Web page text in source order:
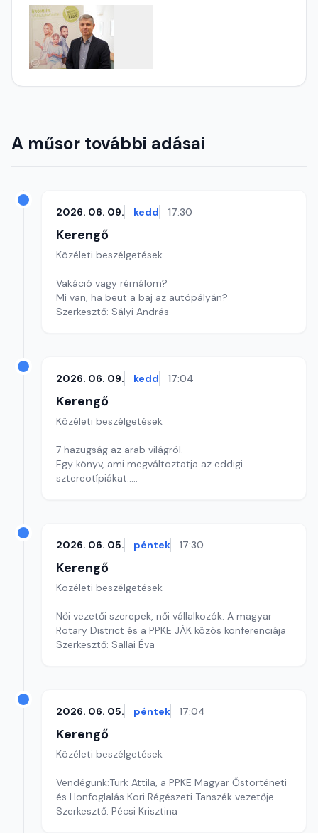
A műsor további adásai
2026. 06. 09. kedd 17:30
Kerengő
Közéleti beszélgetések
Vakáció vagy rémálom?
Mi van, ha beüt a baj az autópályán?
Szerkesztő: Sályi András
2026. 06. 09. kedd 17:04
Kerengő
Közéleti beszélgetések
7 hazugság az arab világról.
Egy könyv, ami megváltoztatja az eddigi
sztereotípiákat..
2026. 06. 05. péntek 17:30
Kerengő
Közéleti beszélgetések
Női vezetői szerepek, női vállalkozók. A magyar
Rotary District és a PPKE JÁK közös konferenciája
Szerkesztő: Sallai Éva
2026. 06. 05. péntek 17:04
Kerengő
Közéleti beszélgetések
Vendégünk:Türk Attila, a PPKE Magyar Őstörténeti
és Honfoglalás Kori Régészeti Tanszék vezetője.
Szerkesztő: Pécsi Krisztina